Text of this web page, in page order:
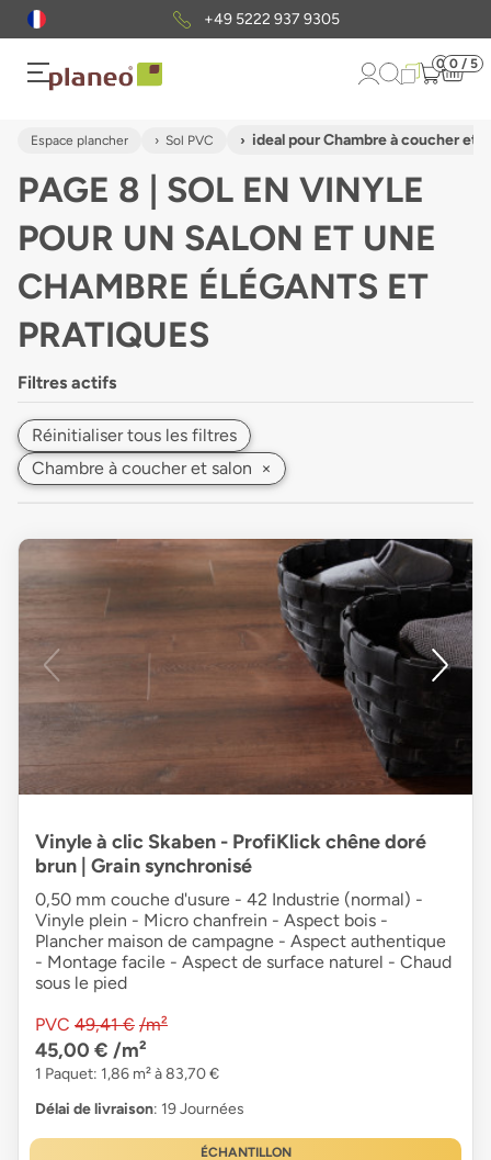
Envoi gratuit d'échantillons
0 0 / 5
Espace plancher Sol PVC ideal pour Chambre à coucher et
PAGE 8 | SOL EN VINYLE
POUR UN SALON ET UNE
CHAMBRE ÉLÉGANTS ET
PRATIQUES
Filtres actifs
Réinitialiser tous les filtres
Chambre à coucher et salon ×
Vinyle à clic Skaben - ProfiKlick chêne doré
brun | Grain synchronisé
0,50 mm couche d'usure - 42 Industrie (normal) -
Vinyle plein - Micro chanfrein - Aspect bois -
Plancher maison de campagne - Aspect authentique
- Montage facile - Aspect de surface naturel - Chaud
sous le pied
PVC 49,41 € /m²
45,00 € /m²
1 Paquet: 1,86 m² à 83,70 €
Délai de livraison: 19 Journées
ÉCHANTILLON